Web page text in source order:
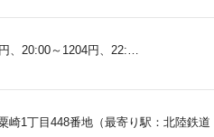
、20:00～1204円、22:…
崎1丁目448番地（最寄り駅：北陸鉄道